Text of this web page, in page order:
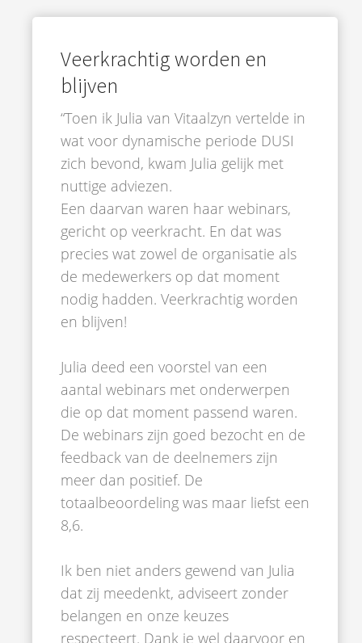
Veerkrachtig worden en
blijven
“Toen ik Julia van Vitaalzyn vertelde in
wat voor dynamische periode DUSI
zich bevond, kwam Julia gelijk met
nuttige adviezen.
Een daarvan waren haar webinars,
gericht op veerkracht. En dat was
precies wat zowel de organisatie als
de medewerkers op dat moment
nodig hadden. Veerkrachtig worden
en blijven!
Julia deed een voorstel van een
aantal webinars met onderwerpen
die op dat moment passend waren.
De webinars zijn goed bezocht en de
feedback van de deelnemers zijn
meer dan positief. De
totaalbeoordeling was maar liefst een
8,6.
Ik ben niet anders gewend van Julia
dat zij meedenkt, adviseert zonder
belangen en onze keuzes
respecteert. Dank je wel daarvoor en